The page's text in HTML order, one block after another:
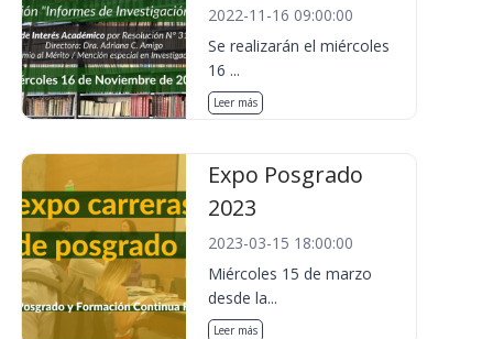
2022-11-16 09:00:00
Se realizarán el miércoles
16 ...
Leer más
Expo Posgrado
2023
2023-03-15 18:00:00
Miércoles 15 de marzo
desde la...
Leer más